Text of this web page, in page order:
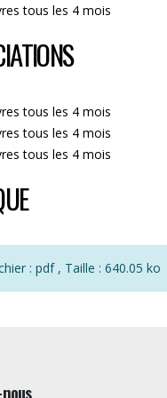
tous les 4 mois
tous les 4 mois
tous les 4 mois
tous les 4 mois
: pdf , Taille : 640.05 ko